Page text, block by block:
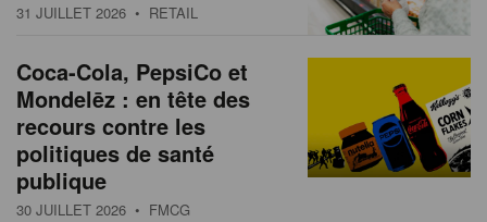
31 JUILLET 2026 • RETAIL
Coca-Cola, PepsiCo et
Mondelēz : en tête des
recours contre les
politiques de santé
publique
30 JUILLET 2026 • FMCG